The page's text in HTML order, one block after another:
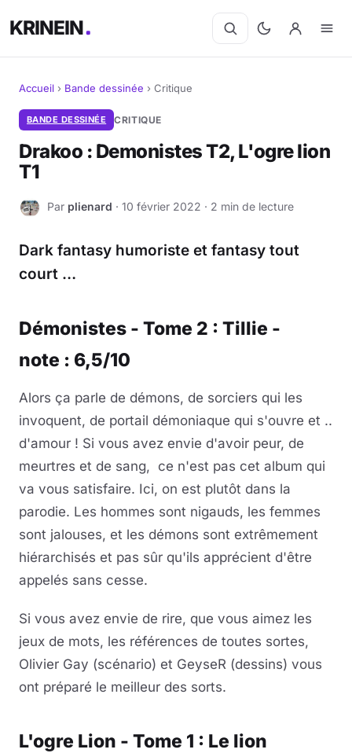
KRINEIN
Cinéma
Séries
Livres
Sortir
Sciences & Tech
Accueil › Bande dessinée › Critique
BANDE DESSINÉE CRITIQUE
Drakoo : Demonistes T2, L'ogre lion
T1
P Par plienard · 10 février 2022 · 2 min de lecture
Dark fantasy humoriste et fantasy tout
court …
Démonistes - Tome 2 : Tillie -
note : 6,5/10
Alors ça parle de démons, de sorciers qui les
invoquent, de portail démoniaque qui s'ouvre et ..
d'amour ! Si vous avez envie d'avoir peur, de
meurtres et de sang, ce n'est pas cet album qui
va vous satisfaire. Ici, on est plutôt dans la
parodie. Les hommes sont nigauds, les femmes
sont jalouses, et les démons sont extrêmement
hiérarchisés et pas sûr qu'ils apprécient d'être
appelés sans cesse.
Si vous avez envie de rire, que vous aimez les
jeux de mots, les références de toutes sortes,
Olivier Gay (scénario) et GeyseR (dessins) vous
ont préparé le meilleur des sorts.
L'ogre Lion - Tome 1 : Le lion